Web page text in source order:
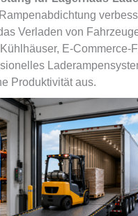
Verladen von
E-Commerce-
Produktivität aus.